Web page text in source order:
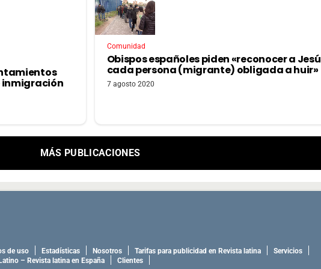
inmigración
Comunidad
Obispos españoles piden «reconocer a
cada persona (migrante) obligada a huir»
7 agosto 2020
MÁS PUBLICACIONES
de uso Estadísticas Nosotros Tarifas para publicidad en Revista latina
Servicios
– Revista latina en España
Clientes